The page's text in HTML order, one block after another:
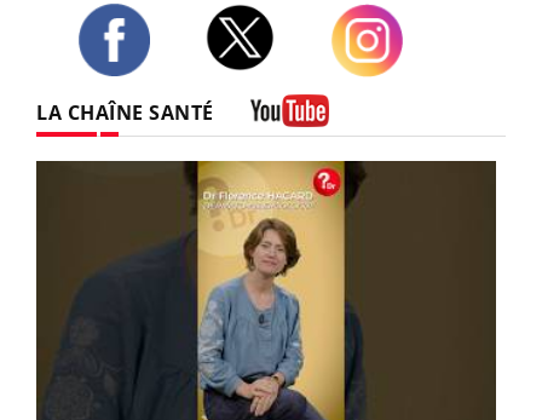
LA CHAÎNE SANTÉ